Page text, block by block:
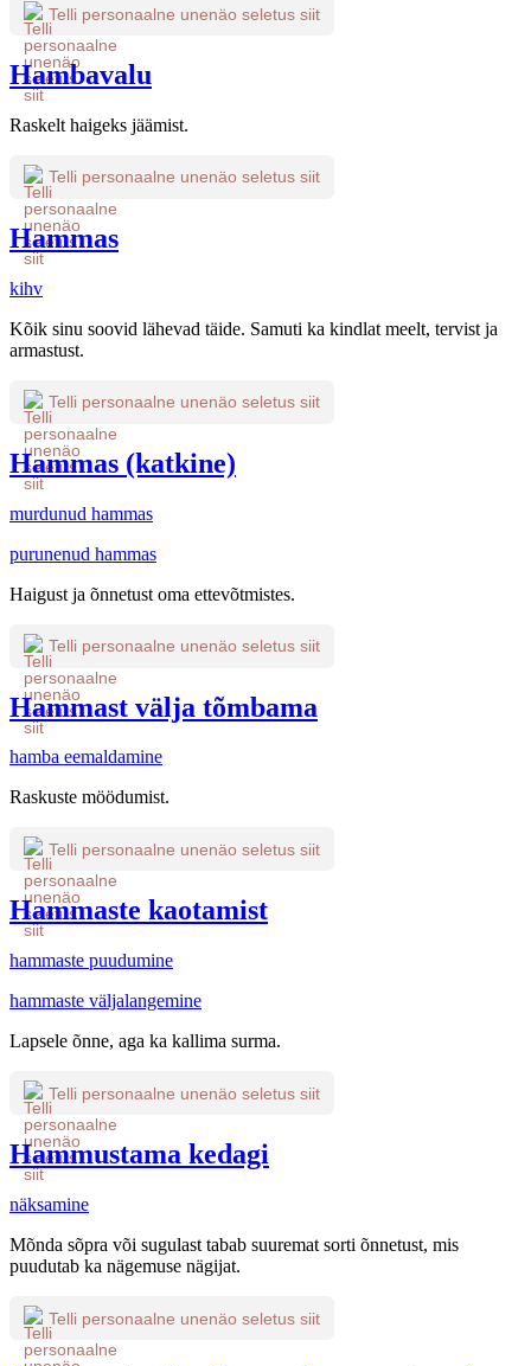
Telli personaalne unenäo seletus siit
Hambavalu
Raskelt haigeks jäämist.
Telli personaalne unenäo seletus siit
Hammas
kihv
Kõik sinu soovid lähevad täide. Samuti ka kindlat meelt, tervist ja
armastust.
Telli personaalne unenäo seletus siit
Hammas (katkine)
murdunud hammas
purunenud hammas
Haigust ja õnnetust oma ettevõtmistes.
Telli personaalne unenäo seletus siit
Hammast välja tõmbama
hamba eemaldamine
Raskuste möödumist.
Telli personaalne unenäo seletus siit
Hammaste kaotamist
hammaste puudumine
hammaste väljalangemine
Lapsele õnne, aga ka kallima surma.
Telli personaalne unenäo seletus siit
Hammustama kedagi
näksamine
Mõnda sõpra või sugulast tabab suuremat sorti õnnetust, mis
puudutab ka nägemuse nägijat.
Telli personaalne unenäo seletus siit